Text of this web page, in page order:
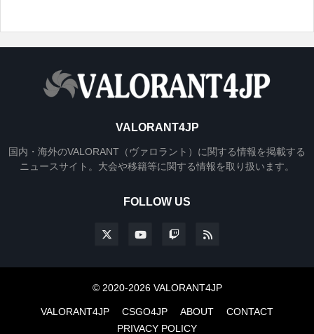
VALORANT4JP
国内・海外のVALORANT（ヴァロラント）に関する情報を掲載する
ニュースサイト。大会や移籍等に関する情報を取り扱います。
FOLLOW US
© 2020-2026 VALORANT4JP
VALORANT4JP CSGO4JP ABOUT
CONTACT
PRIVACY POLICY